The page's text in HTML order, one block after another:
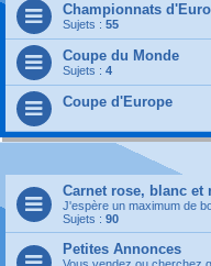
Championnats
Sujets : 55
Coupe du Monde
Sujets : 4
Coupe d'Europe
Carnet rose, blanc et
J'espère un maximum de
Sujets : 90
Petites Annonces